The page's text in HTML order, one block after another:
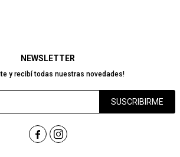
NEWSLETTER
y recibí todas nuestras novedades!
SUSCRIBIRME
 